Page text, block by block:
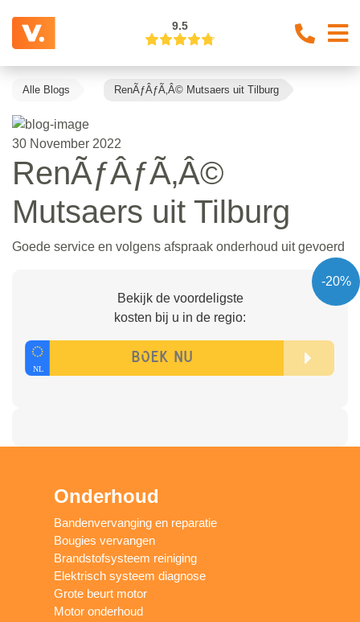
9.5
Alle Blogs RenÃƒÂƒÃ‚Â© Mutsaers uit Tilburg
30 November 2022
RenÃƒÂƒÃ‚Â©
Mutsaers uit Tilburg
Goede service en volgens afspraak onderhoud uit gevoerd
-20%
Bekijk de voordeligste
kosten bij u in de regio:
Onderhoud
Bandenvervanging en reparatie
Bougies vervangen
Brandstofsysteem reiniging
Elektrisch systeem diagnose
Grote beurt motor
Motor onderhoud